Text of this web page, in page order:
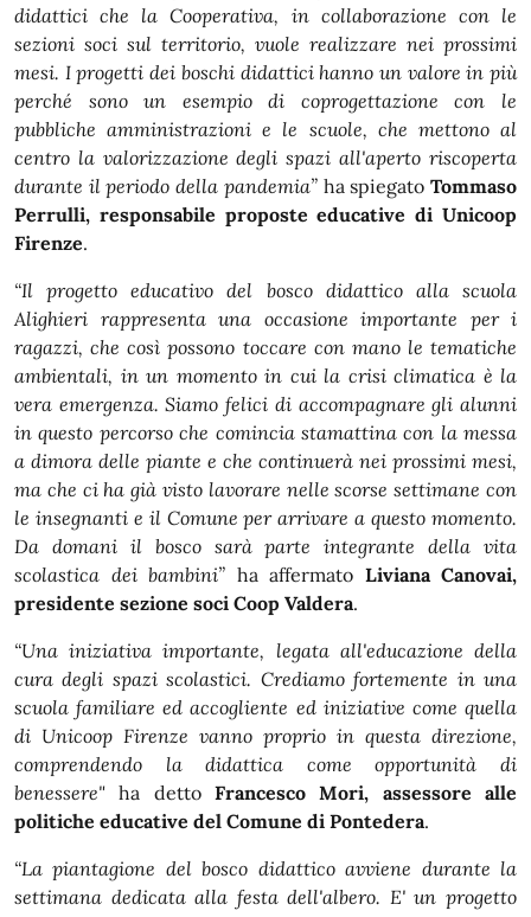
didattici che la Cooperativa, in collaborazione con le
sezioni soci sul territorio, vuole realizzare nei prossimi
mesi. I progetti dei boschi didattici hanno un valore in più
perché sono un esempio di coprogettazione con le
pubbliche amministrazioni e le scuole, che mettono al
centro la valorizzazione degli spazi all'aperto riscoperta
durante il periodo della pandemia”ha spiegatoTommaso
Perrulli, responsabile proposte educative di Unicoop
Firenze.
“Il progetto educativo del bosco didattico alla scuola
Alighieri rappresenta una occasione importante per i
ragazzi, che così possono toccare con mano le tematiche
ambientali, in un momento in cui la crisi climatica è la
vera emergenza. Siamo felici di accompagnare gli alunni
in questo percorso che comincia stamattina con la messa
a dimora delle piante e che continuerà nei prossimi mesi,
ma che ci ha già visto lavorare nelle scorse settimane con
le insegnanti e il Comune per arrivare a questo momento.
Da domani il bosco sarà parte integrante della vita
scolastica dei bambini” ha affermato Liviana Canovai,
presidente sezione soci Coop Valdera.
“Una iniziativa importante, legata all'educazione della
cura degli spazi scolastici. Crediamo fortemente in una
scuola familiare ed accogliente ed iniziative come quella
di Unicoop Firenze vanno proprio in questa direzione,
comprendendo la didattica come opportunità di
benessere" ha detto Francesco Mori, assessore alle
politiche educative del Comune di Pontedera.
“La piantagione del bosco didattico avviene durante la
settimana dedicata alla festa dell'albero. E' un progetto